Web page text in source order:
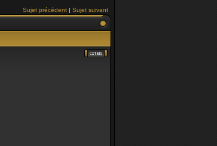
Sujet précédent | Sujet suivant